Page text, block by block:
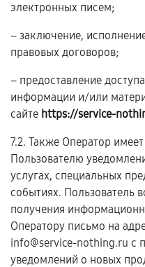
электронных писем;
– заключение,
правовых договоров;
– предоставление
информации и/или
сайте https://service-
7.2. Также Оператор
Пользователю
услугах, специальных
событиях. Пользователь
получения
Оператору письмо на
info@service-nothing.ru с
уведомлений о новых